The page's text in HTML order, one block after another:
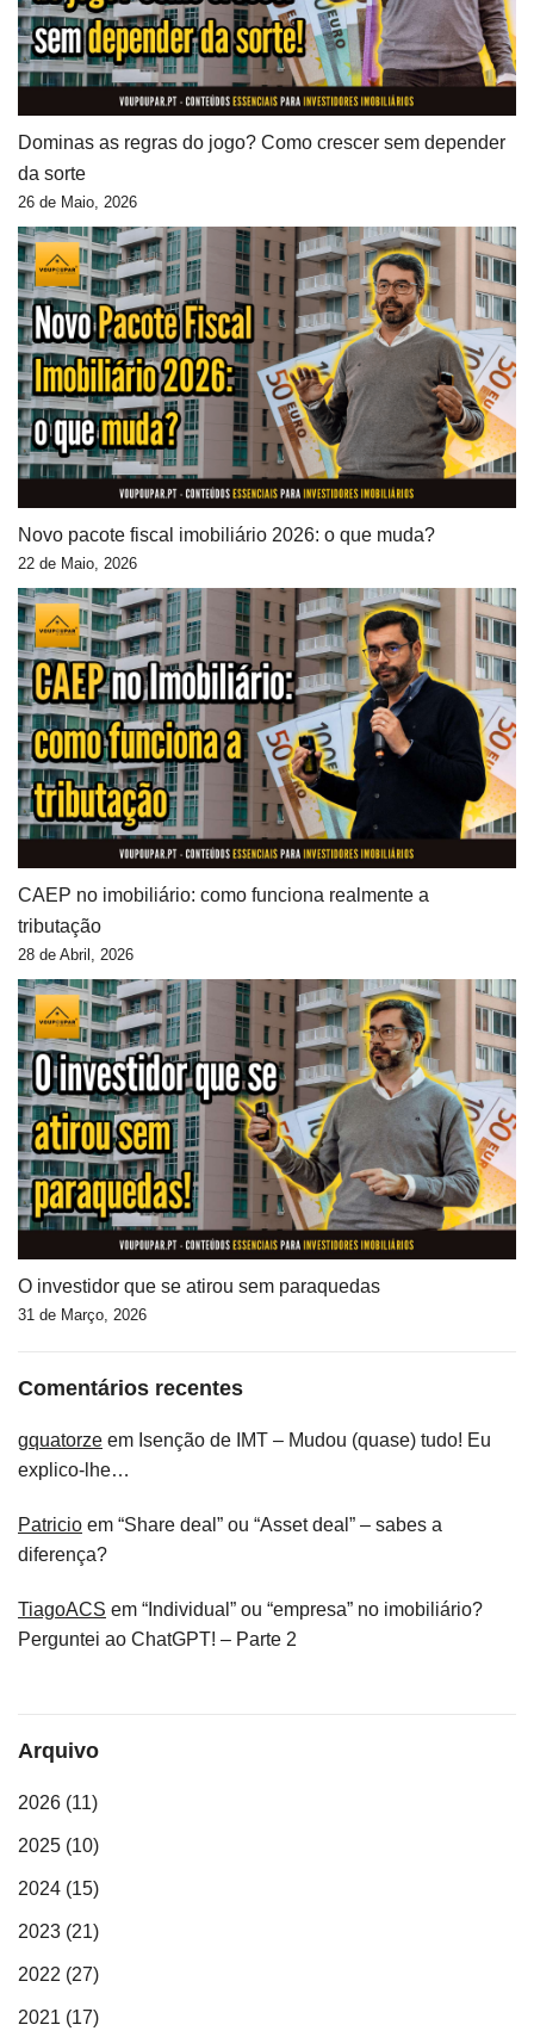
Dominas as regras do jogo? Como crescer sem depender
da sorte
26 de Maio, 2026
Novo pacote fiscal imobiliário 2026: o que muda?
22 de Maio, 2026
CAEP no imobiliário: como funciona realmente a
tributação
28 de Abril, 2026
O investidor que se atirou sem paraquedas
31 de Março, 2026
Comentários recentes
gquatorze em Isenção de IMT – Mudou (quase) tudo! Eu
explico-lhe…
Patricio em “Share deal” ou “Asset deal” – sabes a
diferença?
TiagoACS em “Individual” ou “empresa” no imobiliário?
Perguntei ao ChatGPT! – Parte 2
Arquivo
2026 (11)
2025 (10)
2024 (15)
2023 (21)
2022 (27)
2021 (17)